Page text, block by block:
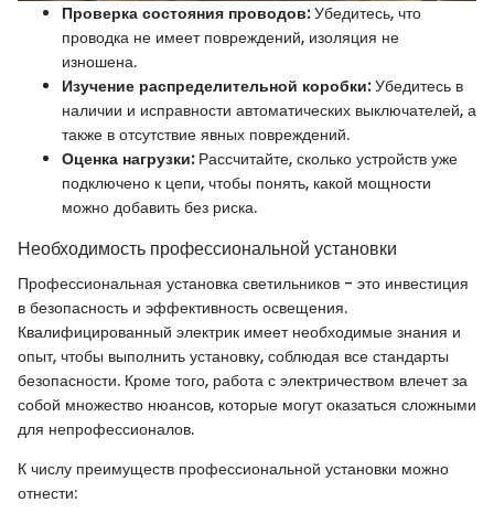
Проверка состояния проводов:Убедитесь, что
проводка не имеет повреждений, изоляция не
изношена.
Изучение распределительной коробки:Убедитесь в
наличии и исправности автоматических выключателей, а
также в отсутствие явных повреждений.
Оценка нагрузки:Рассчитайте, сколько устройств уже
подключено к цепи, чтобы понять, какой мощности
можно добавить без риска.
Необходимость профессиональной установки
Профессиональная установка светильников - это инвестиция
в безопасность и эффективность освещения.
Квалифицированный электрик имеет необходимые знания и
опыт, чтобы выполнить установку, соблюдая все стандарты
безопасности. Кроме того, работа с электричеством влечет за
собой множество нюансов, которые могут оказаться сложными
для непрофессионалов.
К числу преимуществ профессиональной установки можно
отнести: